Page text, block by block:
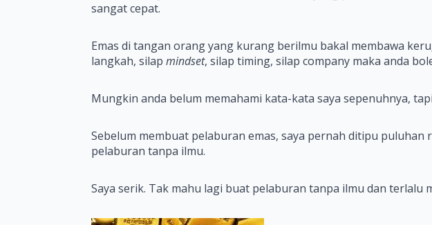
sangat cepat.
Emas di tangan orang yang kurang berilmu bakal membawa
langkah, silap mindset, silap timing, silap company maka anda
Mungkin anda belum memahami kata-kata saya sepenuhnya,
Sebelum membuat pelaburan emas, saya pernah ditipu
pelaburan tanpa ilmu.
Saya serik. Tak mahu lagi buat pelaburan tanpa ilmu dan terlalu